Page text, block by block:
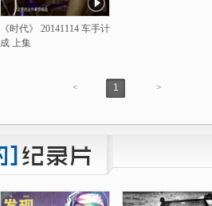
《时代》 20141114 车手计
成 上集
< 1 >